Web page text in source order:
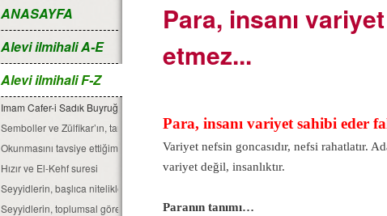
ANASAYFA
Alevi ilmihali A-E
Alevi ilmihali F-Z
Imam Cafer-i Sadık Buyruğu'nun önemi
Semboller ve Zülfikar’ın, tarihsel işlevi...
Okunmasını tavsiye ettiğimiz Alevi din kitapları
Hızır ve El-Kehf suresi
Seyyidlerin, başlıca nitelikleri.
Seyyidlerin, toplumsal görevleri...
Para, insanı
etmez...
Para, insanı variyet sahibi eder
Variyet nefsin goncasıdır, nefsi rahatlatır.
variyet değil, insanlıktır.
Paranın tanımı…